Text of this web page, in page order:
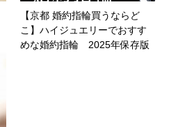
【京都 婚約指輪買うならど
こ】ハイジュエリーでおすす
めな婚約指輪 2025年保存版